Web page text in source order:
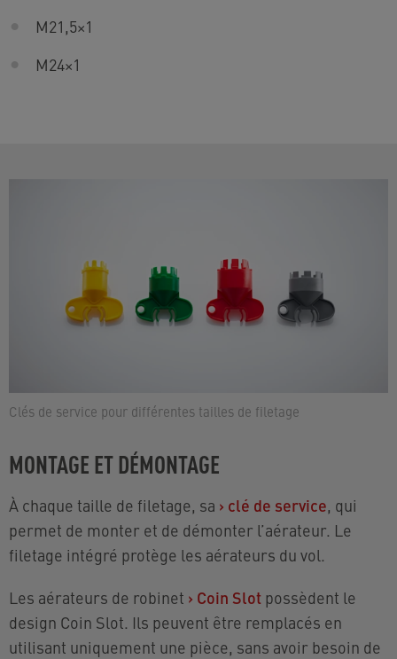
M21,5×1
M24×1
Clés de service pour différentes tailles de filetage
MONTAGE ET DÉMONTAGE
À chaque taille de filetage, sa › clé de service, qui
permet de monter et de démonter l’aérateur. Le
filetage intégré protège les aérateurs du vol.
Les aérateurs de robinet › Coin Slot possèdent le
design Coin Slot. Ils peuvent être remplacés en
utilisant uniquement une pièce, sans avoir besoin de